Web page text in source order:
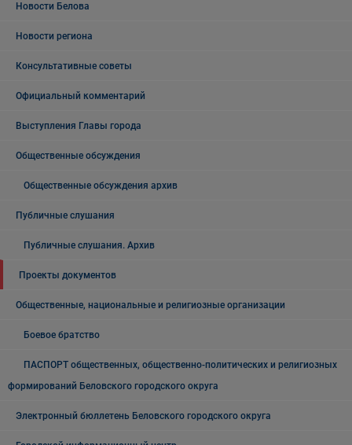
Новости Белова
Новости региона
Консультативные советы
Официальный комментарий
Выступления Главы города
Общественные обсуждения
Общественные обсуждения архив
Публичные слушания
Публичные слушания. Архив
Проекты документов
Общественные, национальные и религиозные организации
Боевое братство
ПАСПОРТ общественных, общественно-политических и религиозных
формирований Беловского городского округа
Электронный бюллетень Беловского городского округа